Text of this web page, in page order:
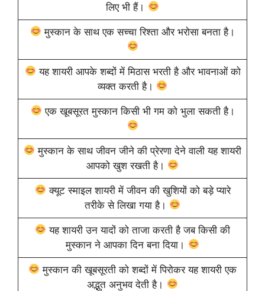
लिए भी हैं।
मुस्कान के साथ एक सच्चा रिश्ता और भरोसा बनता है।
यह शायरी आपके शब्दों में मिठास भरती है और भावनाओं को
व्यक्त करती है।
एक खूबसूरत मुस्कान किसी भी गम को भुला सकती है।
मुस्कान के साथ जीवन जीने की प्रेरणा देने वाली यह शायरी
आपको खुश रखती है।
क्यूट स्माइल शायरी में जीवन की खुशियों को बड़े प्यारे
तरीके से लिखा गया है।
यह शायरी उन यादों को ताजा करती है जब किसी की
मुस्कान ने आपका दिन बना दिया।
मुस्कान की खूबसूरती को शब्दों में पिरोकर यह शायरी एक
अद्भुत अनुभव देती है।